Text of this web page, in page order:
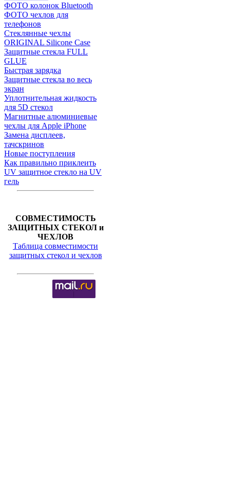
ФОТО колонок Bluetooth
ФOTO чехлов для
телефонов
Стеклянные чехлы
ORIGINAL Silicone Case
Защитные стекла FULL
GLUE
Быстрая зарядка
Защитные стекла во весь
экран
Уплотнительная жидкость
для 5D стекол
Магнитные алюминиевые
чехлы для Apple iPhone
Замена дисплеев,
тачскринов
Новые поступления
Как правильно приклеить
UV защитное стекло на UV
гель
СОВМЕСТИМОСТЬ
ЗАЩИТНЫХ СТЕКОЛ и
ЧЕХЛОВ
Таблица совместимости
защитных стекол и чехлов